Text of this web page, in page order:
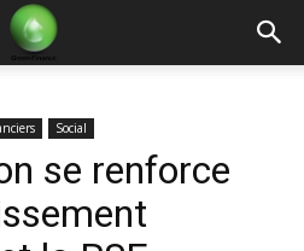
Social
se renforce